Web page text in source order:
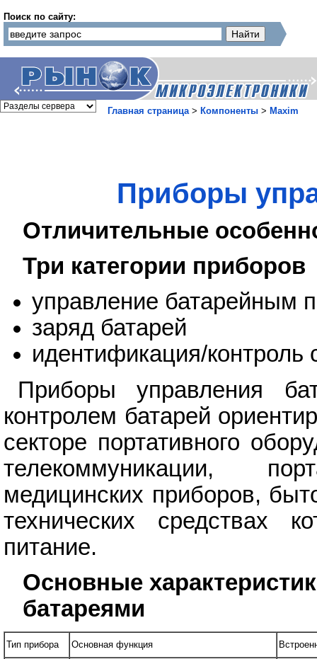
Поиск по сайту:
Главная страница> Компоненты > Maxim
Приборы
Отличительные
Три категории приборов
управление батарейным
заряд батарей
идентификация/контроль
Приборы управления
контролем батарей
секторе портативного
телекоммуникации,
медицинских приборов,
технических средствах
питание.
Основные
батареями
Тип прибора Основная функция